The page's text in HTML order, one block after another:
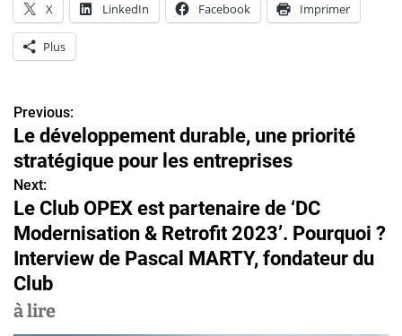
X LinkedIn Facebook Imprimer
Plus
N
a
v
i
g
a
t
Previous:
Le développement durable, une priorité
stratégique pour les entreprises
Next:
Le Club OPEX est partenaire de ‘DC
Modernisation & Retrofit 2023’. Pourquoi ?
Interview de Pascal MARTY, fondateur du
Club
à lire